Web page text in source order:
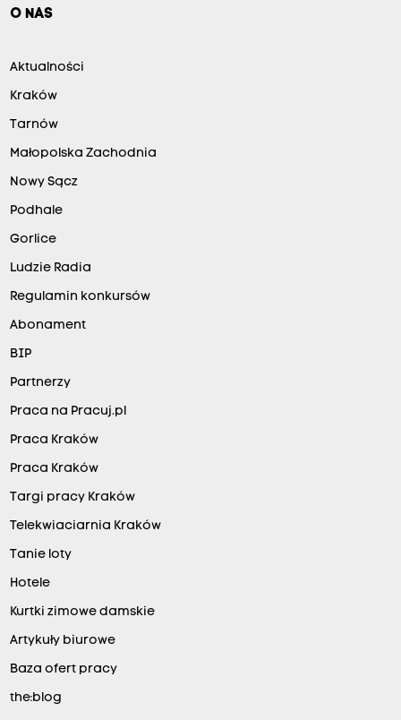
O NAS
Aktualności
Kraków
Tarnów
Małopolska Zachodnia
Nowy Sącz
Podhale
Gorlice
Ludzie Radia
Regulamin konkursów
Abonament
BIP
Partnerzy
Praca na Pracuj.pl
Praca Kraków
Praca Kraków
Targi pracy Kraków
Telekwiaciarnia Kraków
Tanie loty
Hotele
Kurtki zimowe damskie
Artykuły biurowe
Baza ofert pracy
the:blog